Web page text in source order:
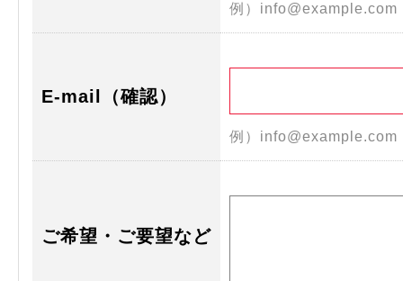
例）
E-mail（確認）
例）
ご希望・ご要望など